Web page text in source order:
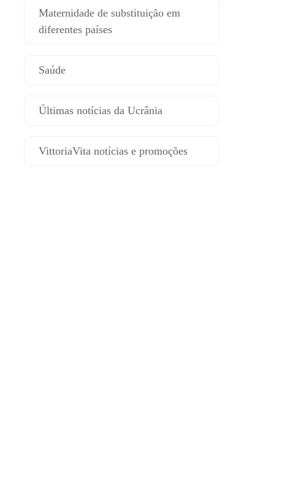
Maternidade de substituição em
diferentes países
Saúde
Últimas notícias da Ucrânia
VittoriaVita notícias e promoções